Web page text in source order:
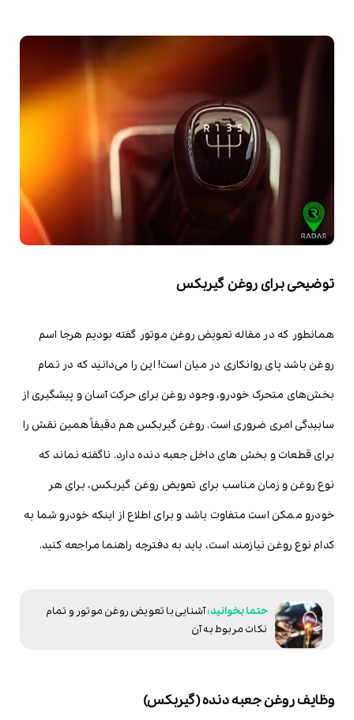
توضیحی برای روغن گیربکس
همانطور که در مقاله تعویض روغن موتور گفته بودیم هرجا اسم
روغن باشد پای روانکاری در میان است! این را می‌دانید که در تمام
بخش‌های متحرک خودرو، وجود روغن برای حرکت آسان و پیشگیری از
سابیدگی امری ضروری است. روغن گیربکس هم دقیقاً همین نقش را
برای قطعات و بخش های داخل جعبه دنده دارد. ناگفته نماند که
نوع روغن و زمان مناسب برای تعویض روغن‌ گیربکس، برای هر
خودرو ممکن است متفاوت باشد و برای اطلاع از اینکه خودرو شما به
کدام نوع روغن نیازمند است، باید به دفترچه راهنما مراجعه کنید.
آشنایی با تعویض روغن موتور و تمام
نکات مربوط به آن
وظایف روغن جعبه دنده (گیربکس)